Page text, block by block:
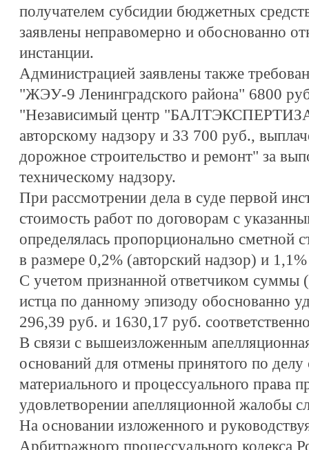
получателем субсидии бюджетных
заявлены неправомерно и обоснованно
инстанции.
Администрацией заявлены также
"ЖЭУ-9 Ленинградского района" 6800
"Независимый центр
авторскому надзору и 33 700 руб.,
дорожное строительство и ремонт" за
техническому надзору.
При рассмотрении дела в суде первой
стоимость работ по договорам с
определялась пропорционально сметной
в размере 0,2% (авторский надзор) и
С учетом признанной ответчиком суммы
истца по данному эпизоду обоснованно
296,39 руб. и 1630,17 руб.
В связи с вышеизложенным
оснований для отмены принятого по
материального и процессуального права
удовлетворении апелляционной жалобы
На основании изложенного и
Арбитражного процессуального кодекса